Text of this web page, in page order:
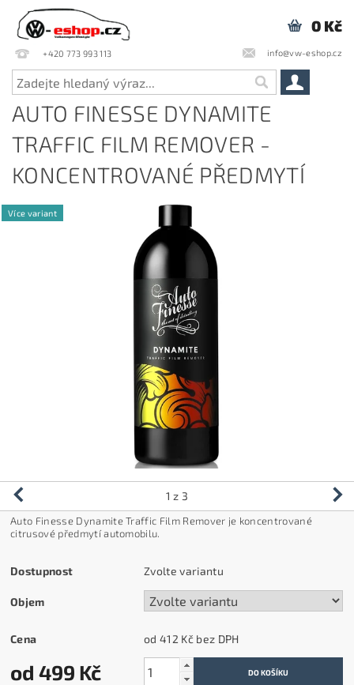
+420 773 993 113 info@vw-eshop.cz
0 Kč
AUTO FINESSE DYNAMITE
TRAFFIC FILM REMOVER -
KONCENTROVANÉ PŘEDMYTÍ
Více variant
1 z 3
Auto Finesse Dynamite Traffic Film Remover je koncentrované
citrusové předmytí automobilu.
Dostupnost Zvolte variantu
Objem
Cena od 412 Kč bez DPH
od 499 Kč